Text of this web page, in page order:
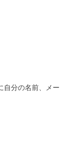
自分の名前、メー